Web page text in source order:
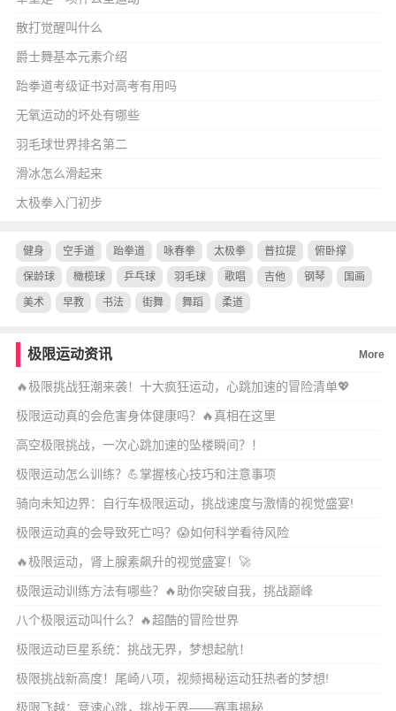
散打觉醒叫什么
爵士舞基本元素介绍
跆拳道考级证书对高考有用吗
无氧运动的坏处有哪些
羽毛球世界排名第二
滑冰怎么滑起来
太极拳入门初步
健身 空手道 跆拳道 咏春拳 太极拳 普拉提 俯卧撑
保龄球 橄榄球 乒乓球 羽毛球 歌唱 吉他 钢琴 国画
美术 早教 书法 街舞 舞蹈 柔道
极限运动资讯 More
🔥极限挑战狂潮来袭！十大疯狂运动，心跳加速的冒险清单💖
极限运动真的会危害身体健康吗？🔥真相在这里
高空极限挑战，一次心跳加速的坠楼瞬间？！
极限运动怎么训练？💪掌握核心技巧和注意事项
骑向未知边界：自行车极限运动，挑战速度与激情的视觉盛宴!
极限运动真的会导致死亡吗？😱如何科学看待风险
🔥极限运动，肾上腺素飙升的视觉盛宴！🚀
极限运动训练方法有哪些？🔥助你突破自我，挑战巅峰
八个极限运动叫什么？🔥超酷的冒险世界
极限运动巨星系统：挑战无界，梦想起航！
极限挑战新高度！尾崎八项，视频揭秘运动狂热者的梦想!
极限飞越：竞速心跳，挑战无界——赛事揭秘